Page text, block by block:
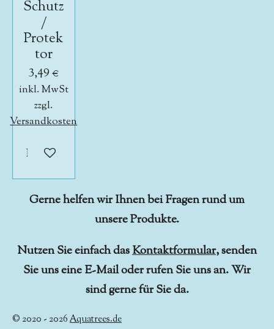
Schutz
/
Protek
tor
3,49 €
inkl. MwSt
zzgl.
Versandkosten
In den Warenkorb
Gerne helfen wir Ihnen bei Fragen rund um
unsere Produkte.
Nutzen Sie einfach dasKontaktformular, senden
Sie uns eine E-Mail oder rufen Sie uns an. Wir
sind gerne für Sie da.
© 2020 - 2026Aquatrees.de